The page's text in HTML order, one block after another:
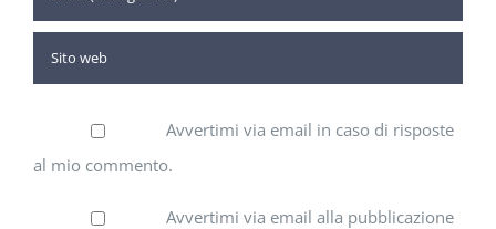
Avvertimi via email in caso di risposte
al mio commento.
Avvertimi via email alla pubblicazione